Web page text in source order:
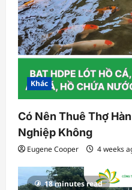
Khác
Có Nên Thuê Thợ
Nghiệp Không
Eugene Cooper 4 weeks
18 minutes read